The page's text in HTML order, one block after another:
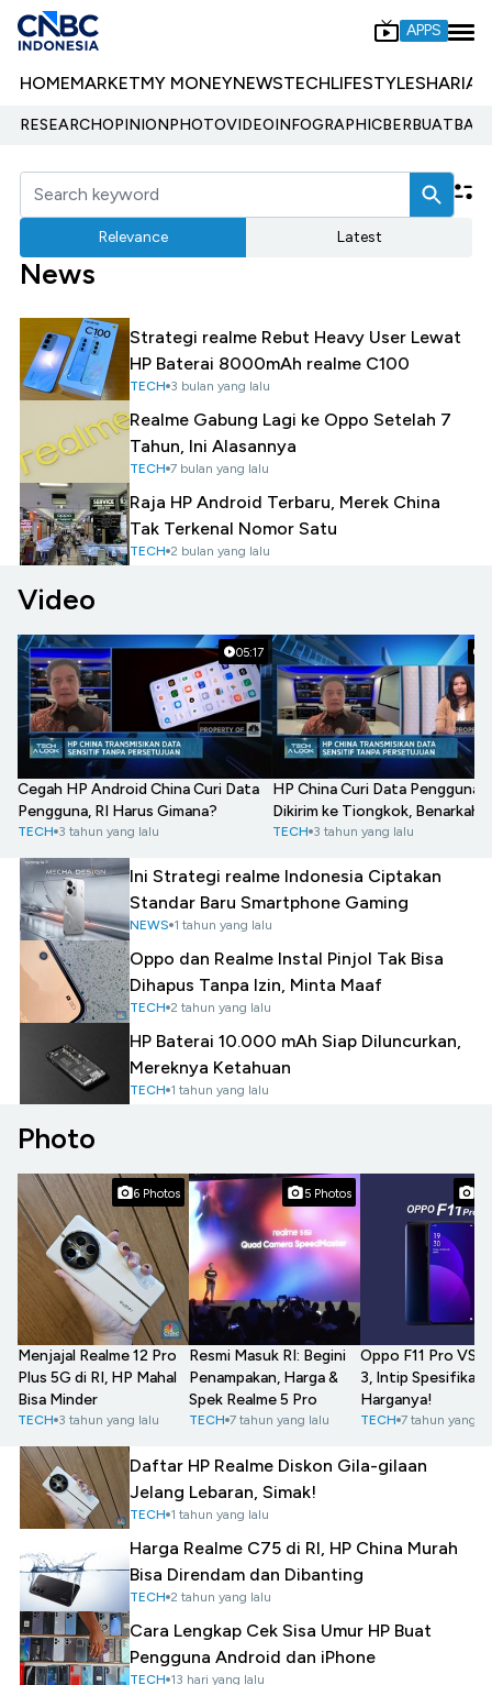
APPS
HOMEMARKETMY MONEYNEWSTECHLIFESTYLESHARIA
RESEARCHOPINIONPHOTOVIDEOINFOGRAPHIC
Relevance Latest
News
Strategi realme Rebut Heavy User Lewat
HP Baterai 8000mAh realme C100
TECH 3 bulan yang lalu
Realme Gabung Lagi ke Oppo Setelah 7
Tahun, Ini Alasannya
TECH 7 bulan yang lalu
Raja HP Android Terbaru, Merek China
Tak Terkenal Nomor Satu
TECH 2 bulan yang lalu
Video
05:17
Cegah HP Android China Curi Data
Pengguna, RI Harus Gimana?
TECH 3 tahun yang lalu
HP China Curi Data Pengguna &
Dikirim ke Tiongkok, Benarkah?
TECH 3 tahun yang lalu
Ini Strategi realme Indonesia Ciptakan
Standar Baru Smartphone Gaming
NEWS 1 tahun yang lalu
Oppo dan Realme Instal Pinjol Tak Bisa
Dihapus Tanpa Izin, Minta Maaf
TECH 2 tahun yang lalu
HP Baterai 10.000 mAh Siap Diluncurkan,
Mereknya Ketahuan
TECH 1 tahun yang lalu
Photo
6 Photos
Menjajal Realme 12 Pro
Plus 5G di RI, HP Mahal
Bisa Minder
TECH 3 tahun yang lalu
5 Photos
Resmi Masuk RI: Begini
Penampakan, Harga &
Spek Realme 5 Pro
TECH 7 tahun yang lalu
Oppo F11 Pro VS
3, Intip Spesifikasi
Harganya!
TECH 7 tahun yang
Daftar HP Realme Diskon Gila-gilaan
Jelang Lebaran, Simak!
TECH 1 tahun yang lalu
Harga Realme C75 di RI, HP China Murah
Bisa Direndam dan Dibanting
TECH 2 tahun yang lalu
Cara Lengkap Cek Sisa Umur HP Buat
Pengguna Android dan iPhone
TECH 13 hari yang lalu